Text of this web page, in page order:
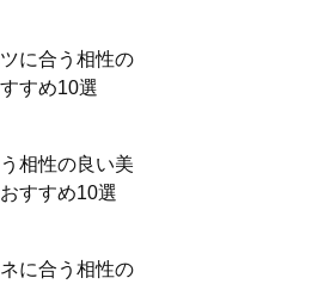
に合う相性の
すめ10選
相性の良い美
すすめ10選
に合う相性の